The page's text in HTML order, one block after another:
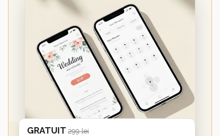
GRATUIT 299 lei